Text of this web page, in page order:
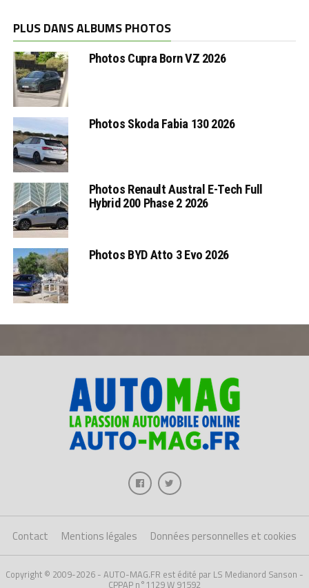
PLUS DANS ALBUMS PHOTOS
Photos Cupra Born VZ 2026
Photos Skoda Fabia 130 2026
Photos Renault Austral E-Tech Full
Hybrid 200 Phase 2 2026
Photos BYD Atto 3 Evo 2026
Contact Mentions légales Données personnelles et cookies
Copyright © 2009-2026 - AUTO-MAG.FR est édité par LS Medianord Sanson -
CPPAP n°1129 W 91592